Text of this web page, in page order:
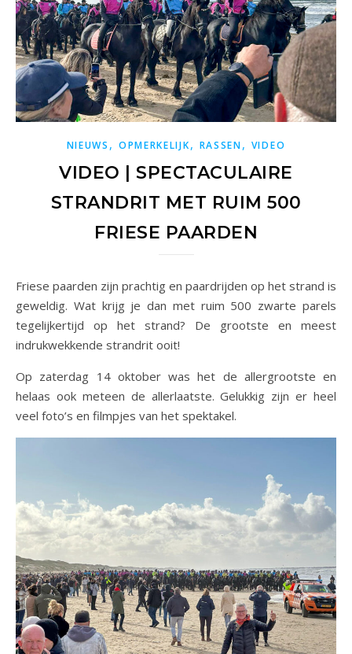
NIEUWS , OPMERKELIJK, RASSEN, VIDEO
VIDEO | SPECTACULAIRE
STRANDRIT MET RUIM 500
FRIESE PAARDEN
Friese paarden zijn prachtig en paardrijden op het strand is
geweldig. Wat krijg je dan met ruim 500 zwarte parels
tegelijkertijd op het strand? De grootste en meest
indrukwekkende strandrit ooit!
Op zaterdag 14 oktober was het de allergrootste en
helaas ook meteen de allerlaatste. Gelukkig zijn er heel
veel foto’s en filmpjes van het spektakel.